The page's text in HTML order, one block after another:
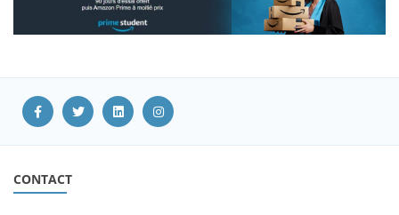
CONTACT